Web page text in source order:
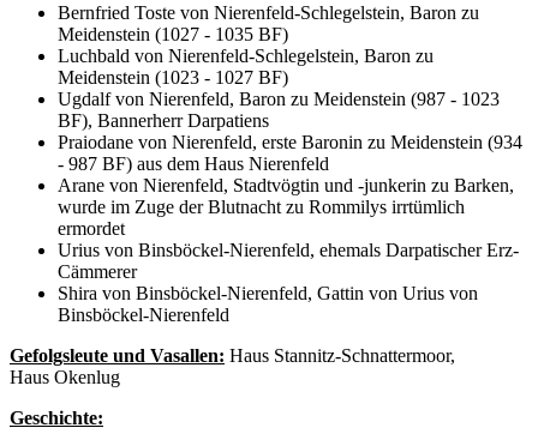
Bernfried Toste von Nierenfeld-Schlegelstein, Baron zu
Meidenstein (1027 - 1035 BF)
Luchbald von Nierenfeld-Schlegelstein, Baron zu
Meidenstein (1023 - 1027 BF)
Ugdalf von Nierenfeld, Baron zu Meidenstein (987 - 1023
BF), Bannerherr Darpatiens
Praiodane von Nierenfeld, erste Baronin zu Meidenstein (934
- 987 BF) aus dem Haus Nierenfeld
Arane von Nierenfeld, Stadtvögtin und -junkerin zu Barken,
wurde im Zuge der Blutnacht zu Rommilys irrtümlich
ermordet
Urius von Binsböckel-Nierenfeld, ehemals Darpatischer Erz-
Cämmerer
Shira von Binsböckel-Nierenfeld, Gattin von Urius von
Binsböckel-Nierenfeld
Gefolgsleute und Vasallen: Haus Stannitz-Schnattermoor,
Haus Okenlug
Geschichte: